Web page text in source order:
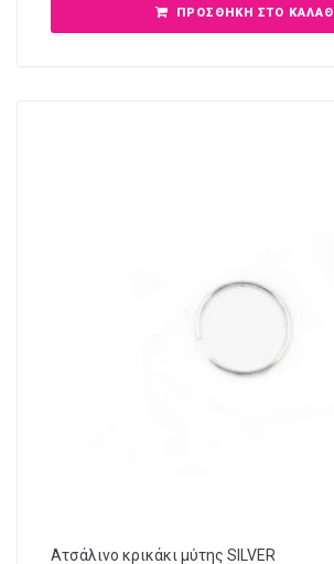
ΠΡΟΣΘΉΚΗ ΣΤΟ ΚΑΛΆΘΙ
Ατσάλινο κρικάκι μύτης SILVER